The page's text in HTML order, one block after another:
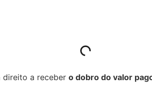
direito a receber o dobro do valor